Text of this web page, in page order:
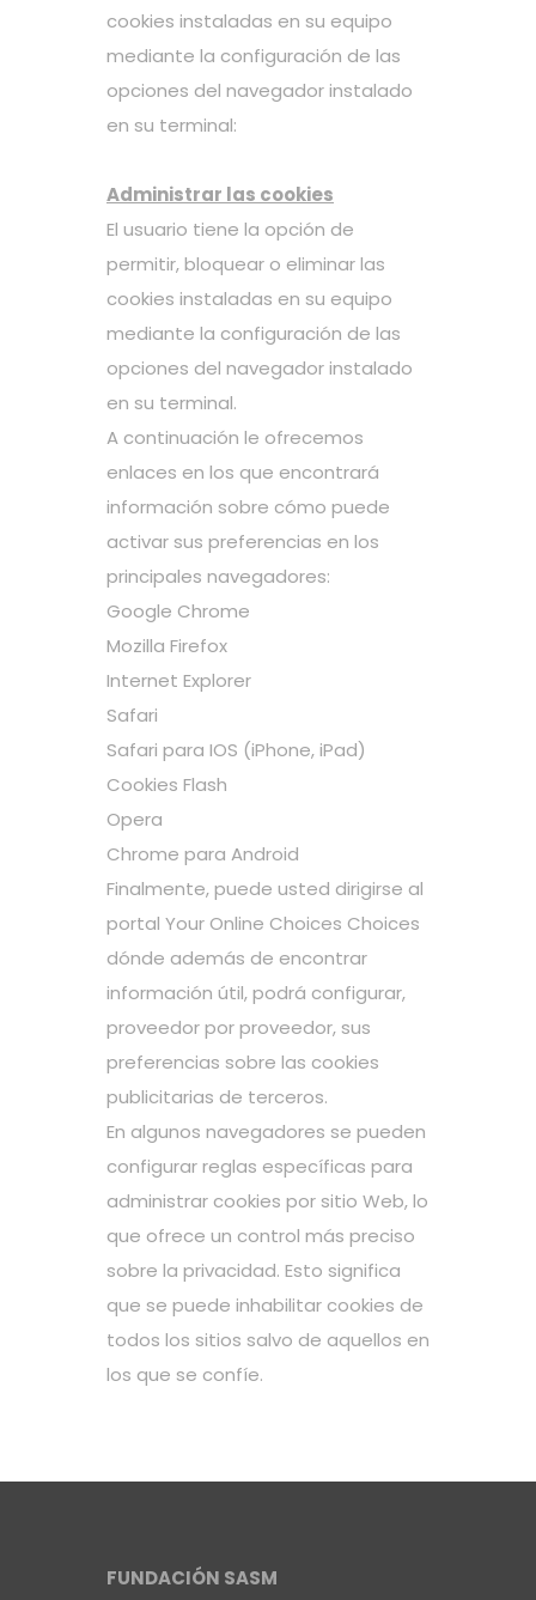
cookies instaladas en su equipo
mediante la configuración de las
opciones del navegador instalado
en su terminal:
Administrar las cookies
El usuario tiene la opción de
permitir, bloquear o eliminar las
cookies instaladas en su equipo
mediante la configuración de las
opciones del navegador instalado
en su terminal.
A continuación le ofrecemos
enlaces en los que encontrará
información sobre cómo puede
activar sus preferencias en los
principales navegadores:
Google Chrome
Mozilla Firefox
Internet Explorer
Safari
Safari para IOS (iPhone, iPad)
Cookies Flash
Opera
Chrome para Android
Finalmente, puede usted dirigirse al
portal Your Online Choices Choices
dónde además de encontrar
información útil, podrá configurar,
proveedor por proveedor, sus
preferencias sobre las cookies
publicitarias de terceros.
En algunos navegadores se pueden
configurar reglas específicas para
administrar cookies por sitio Web, lo
que ofrece un control más preciso
sobre la privacidad. Esto significa
que se puede inhabilitar cookies de
todos los sitios salvo de aquellos en
los que se confíe.
FUNDACIÓN SASM